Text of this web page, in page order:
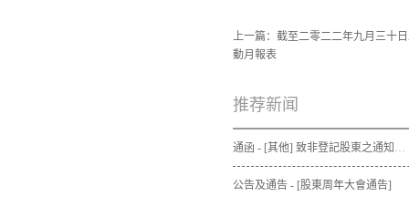
上一篇： 截至二零二二年九月三十
動月報表
推荐新闻
通函 - [其他] 致非登記股東之通知信函及申請表格 - 通函連同股東週年大會通告及代表委任表格之發佈通知
公告及通告 - [股東周年大會通告]